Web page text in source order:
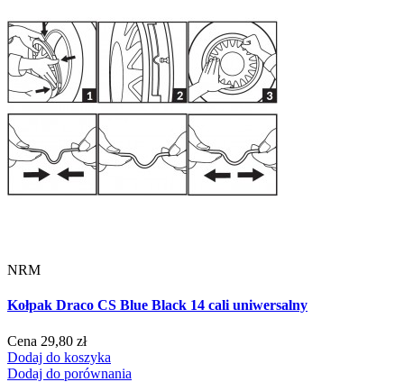
NRM
Kołpak Draco CS Blue Black 14 cali uniwersalny
Cena 29,80 zł
Dodaj do koszyka
Dodaj do porównania